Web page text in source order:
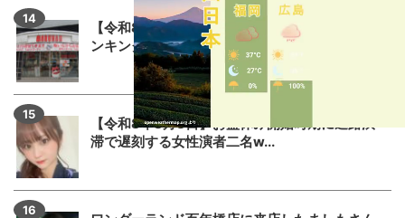
【令和8年8月8日】777コンパス全国予約数ラ
ンキングが公開！1位はマ...
【令和8年8月8日】お盆休み開始時期に道路渋
滞で遅刻する女性演者二名w...
u
t